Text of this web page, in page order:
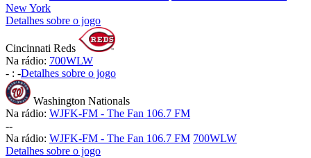
New York
Detalhes sobre o jogo
Cincinnati Reds
Na rádio: 700WLW
- : -Detalhes sobre o jogo
Washington Nationals
Na rádio: WJFK-FM - The Fan 106.7 FM
--
Na rádio: WJFK-FM - The Fan 106.7 FM 700WLW
Detalhes sobre o jogo